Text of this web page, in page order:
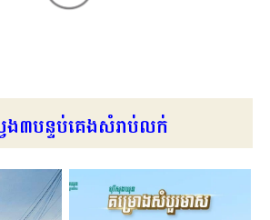
ែង៣បន្ទប់គេងសំរាប់លក់